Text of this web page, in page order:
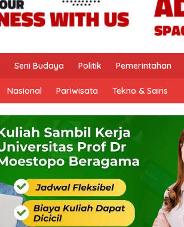
Seni Budaya Politik Pemerintahan
Nasional Pariwisata Tekno & Sains